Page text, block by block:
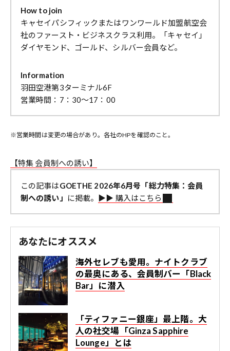
How to join
キャセイパシフィックまたはワンワールド加盟航空会
社のファースト・ビジネスクラス利用。「キャセイ」
ダイヤモンド、ゴールド、シルバー会員など。
Information
羽田空港第3ターミナル6F
営業時間：7：30～17：00
※営業時間は変更の場合があり。各社のHPを確認のこと。
【特集 会員制への誘い】
この記事はGOETHE 2026年6月号「総力特集：会員
制への誘い」
に掲載。 ▶︎▶︎ 購入はこちら
あなたにオススメ
海外セレブも愛用。ナイトクラブ
の最奥にある、会員制バー「Black
Bar」に潜入
「ティファニー銀座」最上階。大
人の社交場「Ginza Sapphire
Lounge」とは